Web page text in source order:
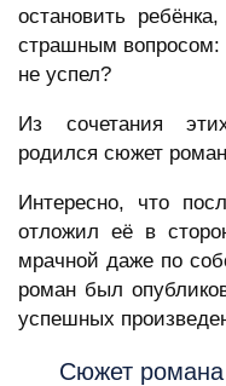
остановить
страшным
не успел?
Из сочетания
родился сюжет
Интересно, что
отложил её в
мрачной даже по
роман был
успешных
Сюжет